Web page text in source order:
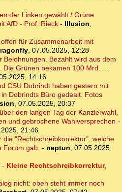
der Linken gewählt / Grüne
AfD - Prof. Rieck - Illusion,
für Zusammenarbeit mit
, 07.05.2025, 12:28
Belohnungen. Bezahlt wird aus dem
Die Grünen bekamen 100 Mrd. ...
14:16
CSU Dobrindt haben gestern mit
Dobrindts Büro gedealt. Fotos
, 07.05.2025, 20:37
den langen Tag der Kanzlerwahl,
und gebrochene Wahlversprechen -
21:46
die "Rechtschreibkorrektur", welche
Forum gab. - neptun, 07.05.2025,
- Kleine Rechtschreibkorrektur,
nicht: oben steht immer noch